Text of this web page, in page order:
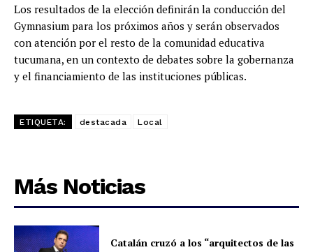
Los resultados de la elección definirán la conducción del
Gymnasium para los próximos años y serán observados
con atención por el resto de la comunidad educativa
tucumana, en un contexto de debates sobre la gobernanza
y el financiamiento de las instituciones públicas.
ETIQUETA: destacada Local
Más Noticias
Catalán cruzó a los “arquitectos de las